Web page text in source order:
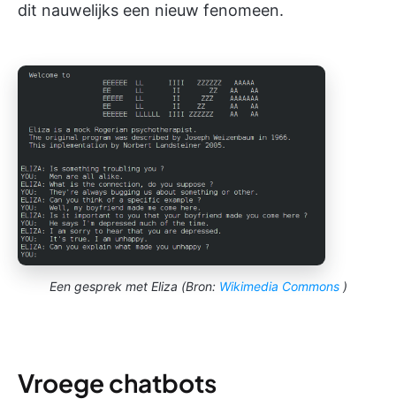
dit nauwelijks een nieuw fenomeen.
Een gesprek met Eliza (Bron: Wikimedia Commons )
Vroege chatbots